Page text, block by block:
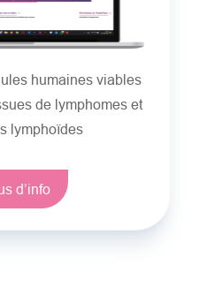
humaines viables
de lymphomes et
lymphoïdes
d’info